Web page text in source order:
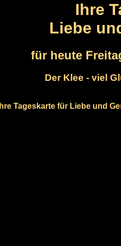
Ihre
Liebe
für heute
Der Klee - viel
Ihre Tageskarte für Liebe und